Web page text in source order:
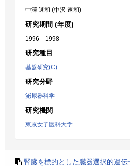
中澤 速和 (中沢 速和)
研究期間 (年度)
1996 – 1998
研究種目
基盤研究(C)
研究分野
泌尿器科学
研究機関
東京女子医科大学
腎臓を標的とした臓器選択的遺